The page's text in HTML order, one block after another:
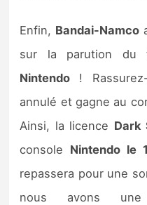
Guides
Enfin, Bandai-Namco
sur la parution du
Nintendo !
annulé et gagne au
Ainsi, la licence Dark
console Nintendo le
repassera pour une
nous avons une